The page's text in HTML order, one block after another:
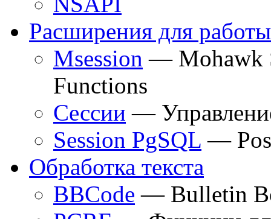
Расширения для
Msession — Mohawk
Functions
Сессии —
Session PgSQL —
Обработка текста
BBCode — Bulletin